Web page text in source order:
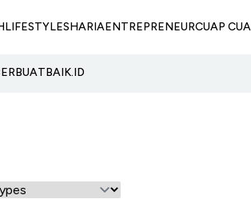
LIFESTYLESHARIAENTREPRENEURCUAP